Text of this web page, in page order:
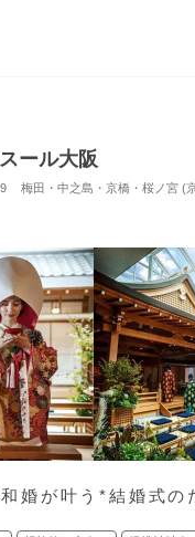
ール大阪
ミ評価
梅田・中之島・京橋・桜ノ宮 (京橋
婚が叶う*結婚式の